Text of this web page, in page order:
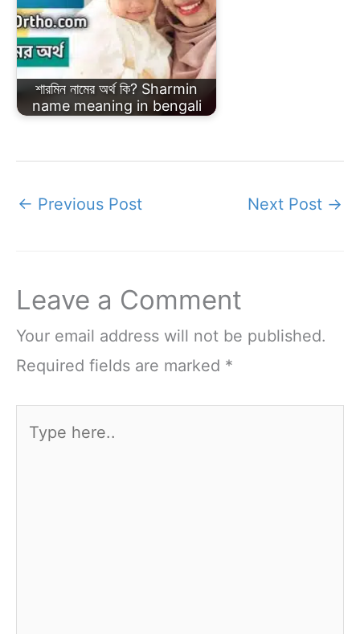
শারমিন নামের অর্থ কি? Sharmin
name meaning in bengali
← Previous Post Next Post →
Leave a Comment
Your email address will not be published.
Required fields are marked *